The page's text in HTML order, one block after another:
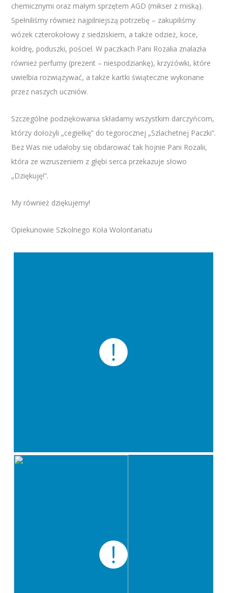
chemicznymi oraz małym sprzętem AGD (mikser z miską).
Spełniliśmy również najpilniejszą potrzebę – zakupiliśmy
wózek czterokołowy z siedziskiem, a także odzież, koce,
kołdrę, poduszki, pościel. W paczkach Pani Rozalia znalazła
również perfumy (prezent – niespodziankę), krzyżówki, które
uwielbia rozwiązywać, a także kartki świąteczne wykonane
przez naszych uczniów.
Szczególne podziękowania składamy wszystkim darczyńcom,
którzy dołożyli „cegiełkę” do tegorocznej „Szlachetnej Paczki”.
Bez Was nie udałoby się obdarować tak hojnie Pani Rozalii,
która ze wzruszeniem z głębi serca przekazuje słowo
„Dziękuję!”.
My również dziękujemy!
Opiekunowie Szkolnego Koła Wolontariatu